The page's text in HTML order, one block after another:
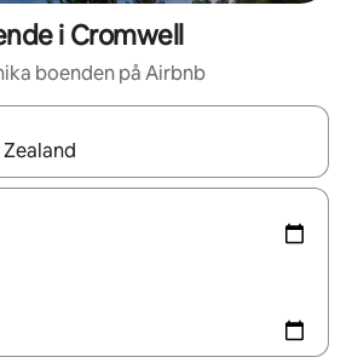
i Cromwell
boenden på Airbnb
kan du navigera med upp- och